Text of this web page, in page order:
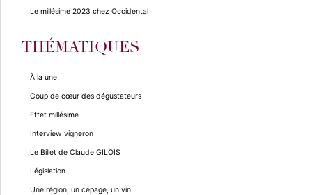
Le millésime 2023 chez Occidental
THÉMATIQUES
À la une
Coup de cœur des dégustateurs
Effet millésime
Interview vigneron
Le Billet de Claude GILOIS
Législation
Une région, un cépage, un vin